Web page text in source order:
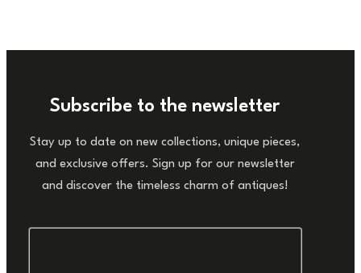
Subscribe to the newsletter
Stay up to date on new collections, unique pieces,
and exclusive offers. Sign up for our newsletter
and discover the timeless charm of antiques!